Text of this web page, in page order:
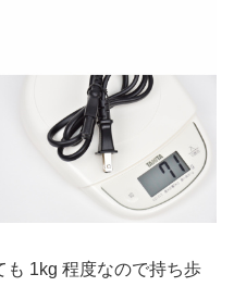
1kg 程度なので持ち歩